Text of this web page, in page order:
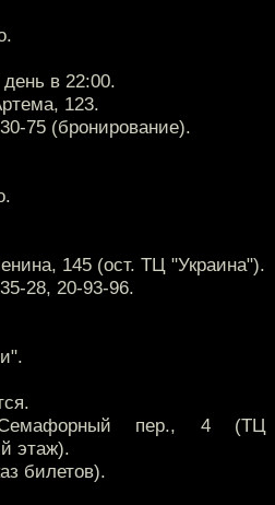
в 22:00.
123.
75 (бронирование).
145 (ост. ТЦ "Украина").
28, 20-93-96.
Семафорный пер., 4 (ТЦ
этаж).
билетов).